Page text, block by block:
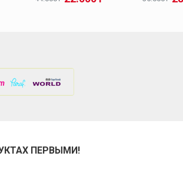
ПЕРВЫМИ!